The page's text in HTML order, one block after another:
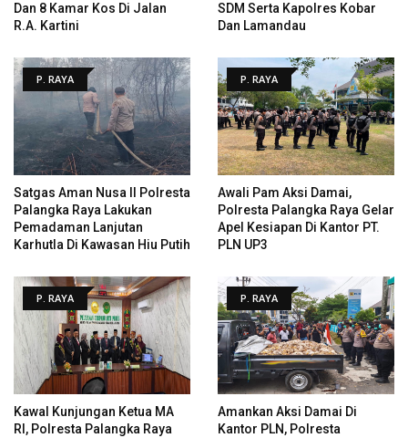
Dan 8 Kamar Kos Di Jalan
R.A. Kartini
SDM Serta Kapolres Kobar
Dan Lamandau
P. RAYA
Satgas Aman Nusa II Polresta
Palangka Raya Lakukan
Pemadaman Lanjutan
Karhutla Di Kawasan Hiu Putih
P. RAYA
Awali Pam Aksi Damai,
Polresta Palangka Raya Gelar
Apel Kesiapan Di Kantor PT.
PLN UP3
P. RAYA
Kawal Kunjungan Ketua MA
RI, Polresta Palangka Raya
P. RAYA
Amankan Aksi Damai Di
Kantor PLN, Polresta